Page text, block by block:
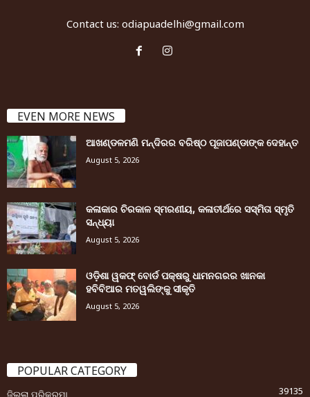
Contact us: odiapuadelhi@gmail.com
EVEN MORE NEWS
ଆଖଣ୍ଡଳମଣି ମନ୍ଦିରର ବରିଷ୍ଠ ପୂଜାପଣ୍ଡାଙ୍କ ଦେହାନ୍ତ
August 5, 2026
କଳାକାର ଚିରକାଳ ସ୍ମରଣୀୟ, କଳାତୀର୍ଥରେ ସସ୍ମିତା ସ୍ମୃତି
ସନ୍ଧ୍ୟା
August 5, 2026
ଓଡ଼ିଶା ୱକଫ୍ ବୋର୍ଡ ପକ୍ଷରୁ ଧାମନଗରର ଖାନକା
ହବିବିଆର ମତୱଲିଙ୍କୁ ସୀକୃତି
August 5, 2026
POPULAR CATEGORY
ଜିଲ୍ଲା ପରିକ୍ରମା 39135